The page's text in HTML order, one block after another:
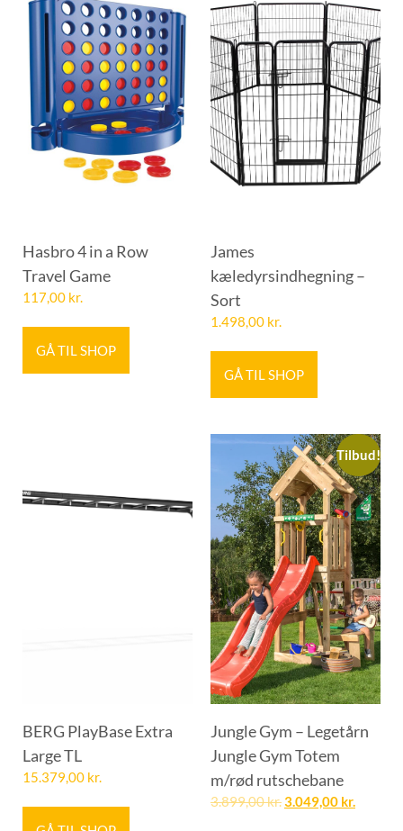
Hasbro 4 in a Row
Travel Game
117,00 kr.
GÅ TIL SHOP
James
kæledyrsindhegning –
Sort
1.498,00 kr.
GÅ TIL SHOP
BERG PlayBase Extra
Large TL
15.379,00 kr.
Tilbud!
Jungle Gym – Legetårn
Jungle Gym Totem
m/rød rutschebane
3.899,00kr.3.049,00 kr.